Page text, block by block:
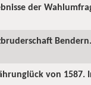
der
von